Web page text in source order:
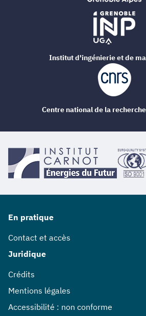
En pratique
Contact et accès
Juridique
Crédits
Mentions légales
Accessibilité : non conforme
Institut d'ingénierie et de
Centre national de la